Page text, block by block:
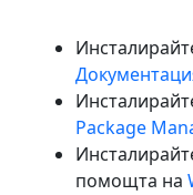
Package
помощта на